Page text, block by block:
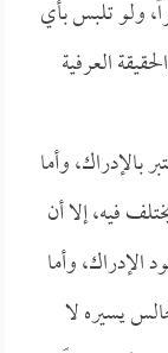
ولو تلبس بأي
العرفية
وأما
فيه، إلا أن
الإدراك، وأما
يسيره لا